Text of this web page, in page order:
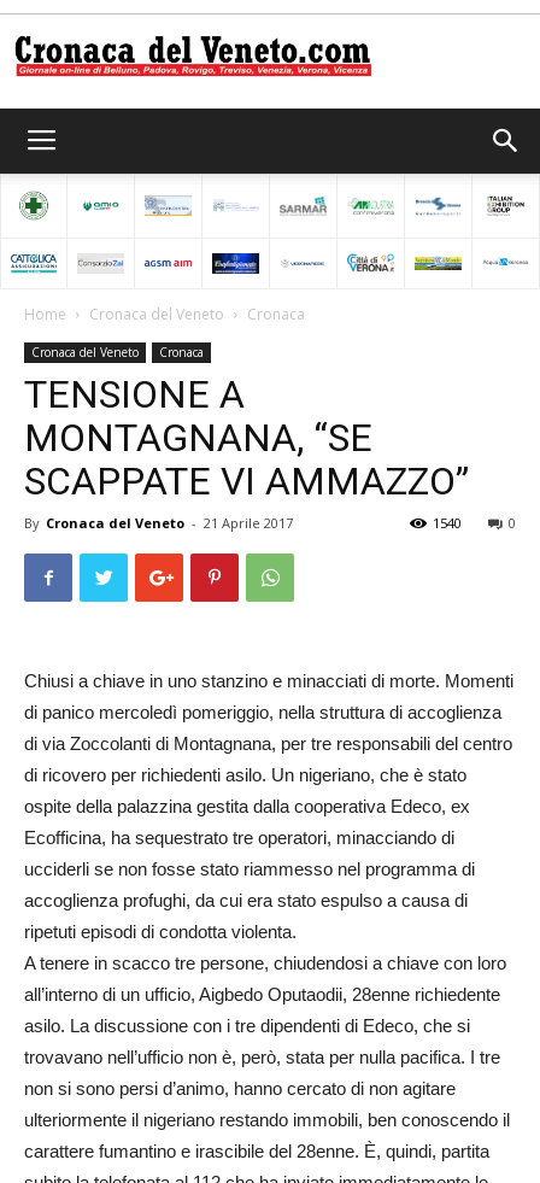
del
Home Cronaca del Veneto Cronaca
Cronaca del Veneto Cronaca
TENSIONE A
MONTAGNANA, “SE
SCAPPATE VI AMMAZZO”
By Cronaca del Veneto - 21 Aprile 2017 0
1540
Chiusi a chiave in uno stanzino e minacciati di morte. Momenti
di panico mercoledì pomeriggio, nella struttura di accoglienza
di via Zoccolanti di Montagnana, per tre responsabili del centro
di ricovero per richiedenti asilo. Un nigeriano, che è stato
ospite della palazzina gestita dalla cooperativa Edeco, ex
Ecofficina, ha sequestrato tre operatori, minacciando di
ucciderli se non fosse stato riammesso nel programma di
accoglienza profughi, da cui era stato espulso a causa di
ripetuti episodi di condotta violenta.
A tenere in scacco tre persone, chiudendosi a chiave con loro
all’interno di un ufficio, Aigbedo Oputaodii, 28enne richiedente
asilo. La discussione con i tre dipendenti di Edeco, che si
trovavano nell’ufficio non è, però, stata per nulla pacifica. I tre
non si sono persi d’animo, hanno cercato di non agitare
ulteriormente il nigeriano restando immobili, ben conoscendo il
carattere fumantino e irascibile del 28enne. È, quindi, partita